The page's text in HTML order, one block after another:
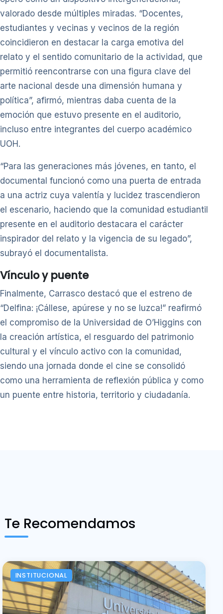
valorado desde múltiples miradas. “Docentes,
estudiantes y vecinas y vecinos de la región
coincidieron en destacar la carga emotiva del
relato y el sentido comunitario de la actividad, que
permitió reencontrarse con una figura clave del
arte nacional desde una dimensión humana y
política”, afirmó, mientras daba cuenta de la
emoción que estuvo presente en el auditorio,
incluso entre integrantes del cuerpo académico
UOH.
“Para las generaciones más jóvenes, en tanto, el
documental funcionó como una puerta de entrada
a una actriz cuya valentía y lucidez trascendieron
el escenario, haciendo que la comunidad estudiantil
presente en el auditorio destacara el carácter
inspirador del relato y la vigencia de su legado”,
subrayó el documentalista.
Vínculo y puente
Finalmente, Carrasco destacó que el estreno de
“Delfina: ¡Cállese, apúrese y no se luzca!” reafirmó
el compromiso de la Universidad de O’Higgins con
la creación artística, el resguardo del patrimonio
cultural y el vínculo activo con la comunidad,
siendo una jornada donde el cine se consolidó
como una herramienta de reflexión pública y como
un puente entre historia, territorio y ciudadanía.
Te Recomendamos
INSTITUCIONAL